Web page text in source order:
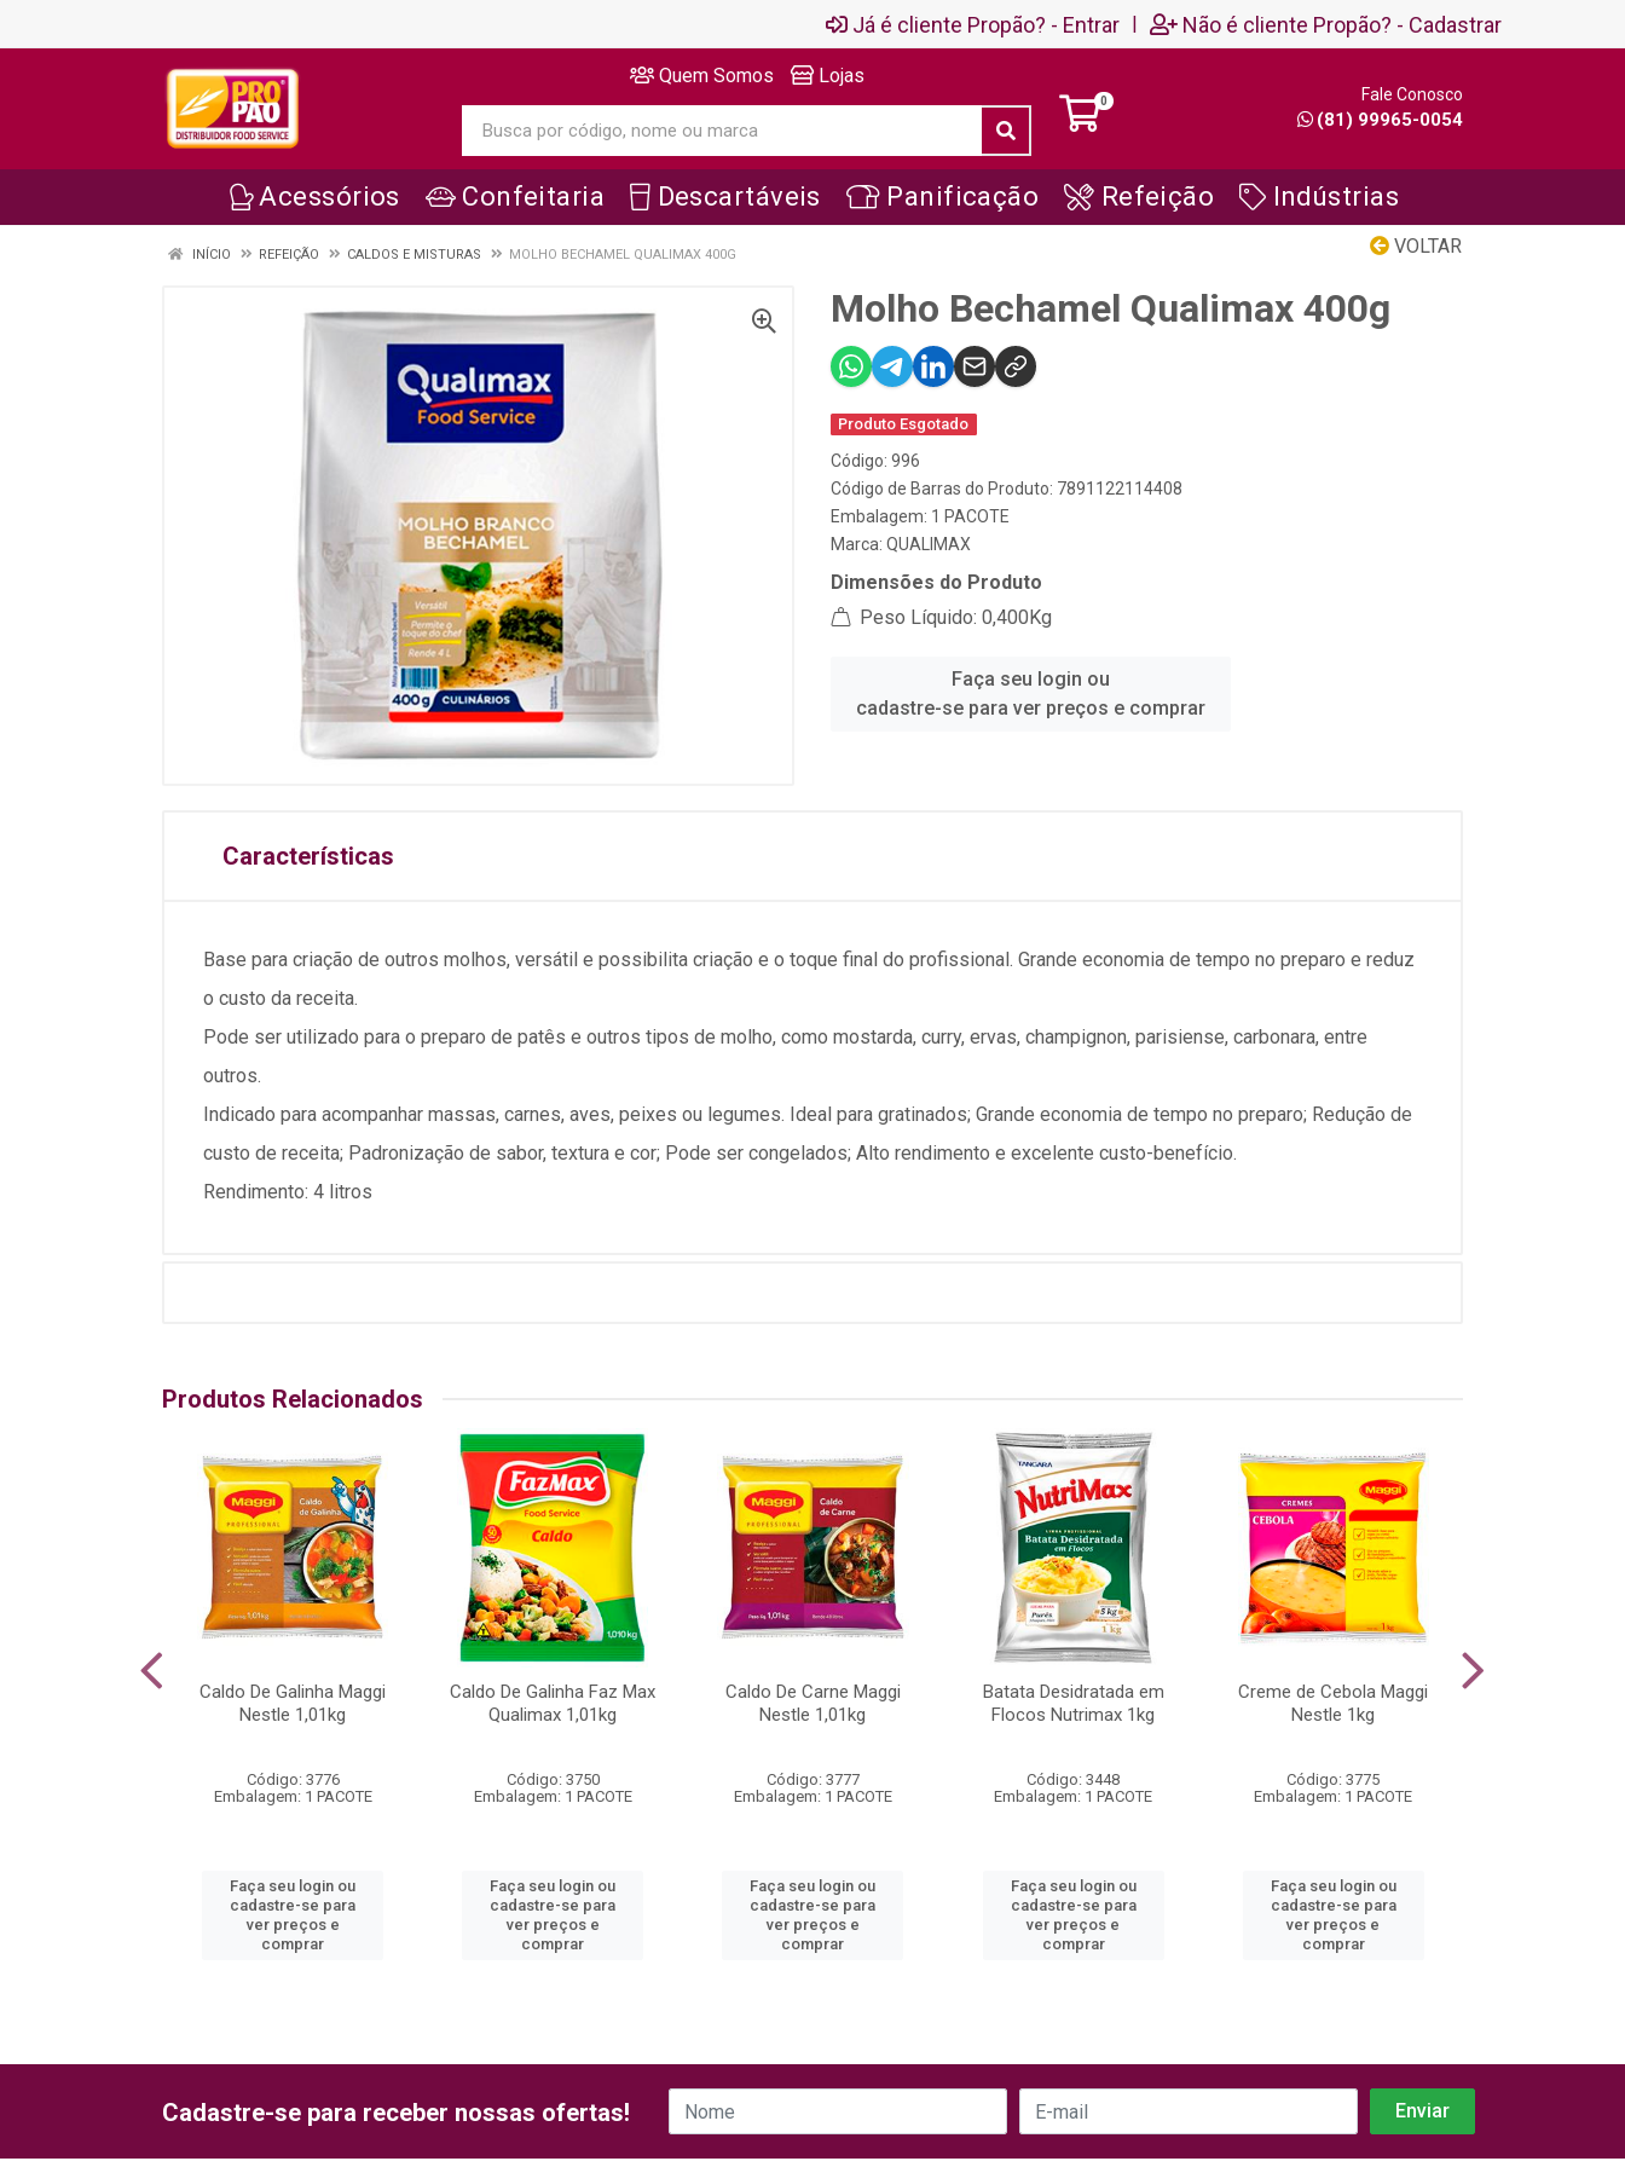
Já é cliente Propão? - Entrar | Não é cliente Propão? - Cadastrar
Quem Somos Lojas
0 Fale Conosco
(81) 99965-0054
Acessórios Confeitaria Descartáveis Panificação Refeição Indústrias
VOLTAR
INÍCIO REFEIÇÃO CALDOS E MISTURAS MOLHO BECHAMEL QUALIMAX 400G
Molho Bechamel Qualimax 400g
Produto Esgotado
Código: 996
Código de Barras do Produto: 7891122114408
Embalagem: 1 PACOTE
Marca: QUALIMAX
Dimensões do Produto
Peso Líquido: 0,400Kg
Faça seu login ou
cadastre-se para ver preços e comprar
Características
Base para criação de outros molhos, versátil e possibilita criação e o toque final do profissional. Grande economia de tempo no preparo e reduz
o custo da receita.
Pode ser utilizado para o preparo de patês e outros tipos de molho, como mostarda, curry, ervas, champignon, parisiense, carbonara, entre
outros.
Indicado para acompanhar massas, carnes, aves, peixes ou legumes. Ideal para gratinados; Grande economia de tempo no preparo; Redução de
custo de receita; Padronização de sabor, textura e cor; Pode ser congelados; Alto rendimento e excelente custo-benefício.
Rendimento: 4 litros
Produtos Relacionados
Caldo De Galinha Maggi
Nestle 1,01kg
Código: 3776
Embalagem: 1 PACOTE
Faça seu login ou
cadastre-se para
ver preços e
comprar
Caldo De Galinha Faz Max
Qualimax 1,01kg
Código: 3750
Embalagem: 1 PACOTE
Faça seu login ou
cadastre-se para
ver preços e
comprar
Caldo De Carne Maggi
Nestle 1,01kg
Código: 3777
Embalagem: 1 PACOTE
Faça seu login ou
cadastre-se para
ver preços e
comprar
Batata Desidratada em
Flocos Nutrimax 1kg
Código: 3448
Embalagem: 1 PACOTE
Faça seu login ou
cadastre-se para
ver preços e
comprar
Creme de Cebola Maggi
Nestle 1kg
Código: 3775
Embalagem: 1 PACOTE
Faça seu login ou
cadastre-se para
ver preços e
comprar
Cadastre-se para receber nossas ofertas!